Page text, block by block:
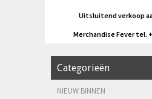
Uitsluitend verkoop
Merchandise Fever tel.
Categorieën
NIEUW BINNEN